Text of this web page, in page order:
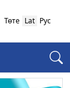
Төте Lat Рус